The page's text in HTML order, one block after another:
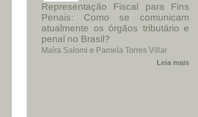
Representação Fiscal para Fins
Penais: Como se comunicam
atualmente os órgãos tributário e
penal no Brasil?
Maíra Salomi e Pamela Torres Villar
Leia mais